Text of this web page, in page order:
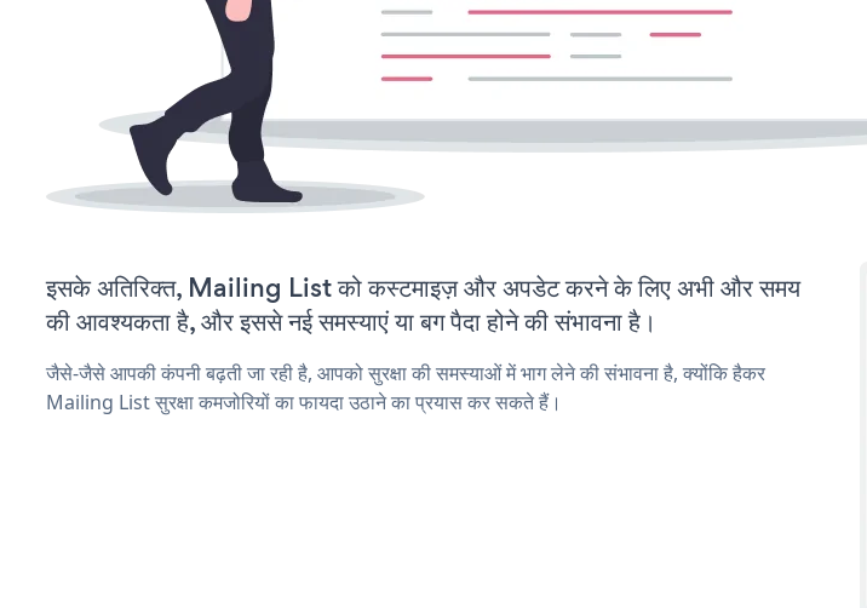
इसके अतिरिक्त, Mailing List को कस्टमाइज़ और अपडेट करने के लिए अभी और समय
की आवश्यकता है, और इससे नई समस्याएं या बग पैदा होने की संभावना है।
जैसे-जैसे आपकी कंपनी बढ़ती जा रही है, आपको सुरक्षा की समस्याओं में भाग लेने की संभावना है, क्योंकि हैकर
Mailing List सुरक्षा कमजोरियों का फायदा उठाने का प्रयास कर सकते हैं।